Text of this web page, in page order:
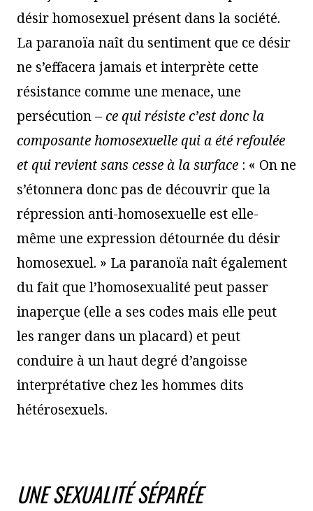
désir homosexuel présent dans la société.
La paranoïa naît du sentiment que ce désir
ne s’effacera jamais et interprète cette
résistance comme une menace, une
persécution –ce qui résiste c’est donc la
composante homosexuelle qui a été refoulée
et qui revient sans cesse à la surface : « On ne
s’étonnera donc pas de découvrir que la
répression anti-homosexuelle est elle-
même une expression détournée du désir
homosexuel. » La paranoïa naît également
du fait que l’homosexualité peut passer
inaperçue (elle a ses codes mais elle peut
les ranger dans un placard) et peut
conduire à un haut degré d’angoisse
interprétative chez les hommes dits
hétérosexuels.
UNE SEXUALITÉ SÉPARÉE